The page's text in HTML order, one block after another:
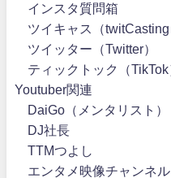
インスタ質問箱
ツイキャス（twitCasting
ツイッター（Twitter）
ティックトック（TikTok
Youtuber関連
DaiGo（メンタリスト）
DJ社長
TTMつよし
エンタメ映像チャンネル